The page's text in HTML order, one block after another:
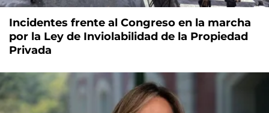
Incidentes frente al Congreso en la marcha
por la Ley de Inviolabilidad de la Propiedad
Privada